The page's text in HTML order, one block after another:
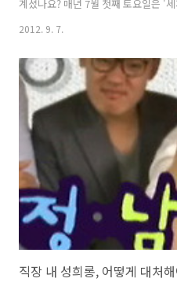
계셨나요? 매년 7월 첫째 토요일은 '
동조합연맹(ICA)이 1923년부터 기념
규모 파산이나 조합원 해고 없이 어
많은 협동조합이 이 기간에 성장하고
는 자양분이 되었습니다. 협동조합이
추구한다는 사실에 주목하여 UN은
정기총회에서 2012년을 세계협동조
이란 무..
2012. 9. 7.
직장 내 성희롱, 어떻게 대처